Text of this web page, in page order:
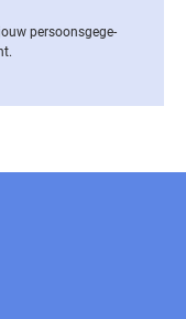
per­soons­ge­ge­